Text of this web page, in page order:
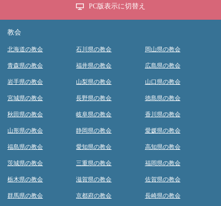
PC版表示に切替え
教会
北海道の教会
青森県の教会
岩手県の教会
宮城県の教会
秋田県の教会
山形県の教会
福島県の教会
茨城県の教会
栃木県の教会
群馬県の教会
石川県の教会
福井県の教会
山梨県の教会
長野県の教会
岐阜県の教会
静岡県の教会
愛知県の教会
三重県の教会
滋賀県の教会
京都府の教会
岡山県の教会
広島県の教会
山口県の教会
徳島県の教会
香川県の教会
愛媛県の教会
高知県の教会
福岡県の教会
佐賀県の教会
長崎県の教会